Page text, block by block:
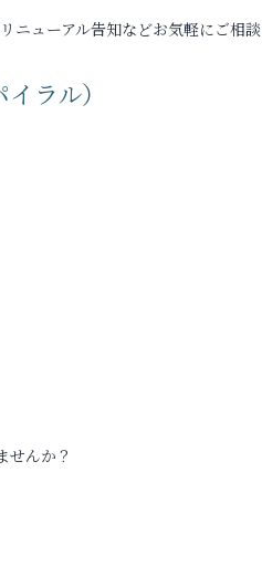
ニューアル告知などお気軽にご相
ラル）
せんか？